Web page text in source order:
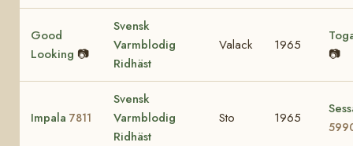
Good
Looking 📷
Svensk
Varmblodig
Ridhäst
Valack 1965
📷
Impala 7811
Svensk
Varmblodig
Ridhäst
Sto 1965